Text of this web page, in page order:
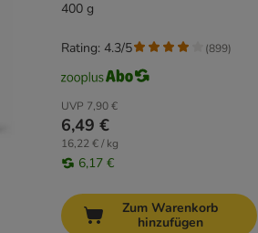
400 g
UVP 7,90 €
6,49 €
16,22 € / kg
6,17 €
Rating: 4.3/5 (899)
Zum Warenkorb
hinzufügen